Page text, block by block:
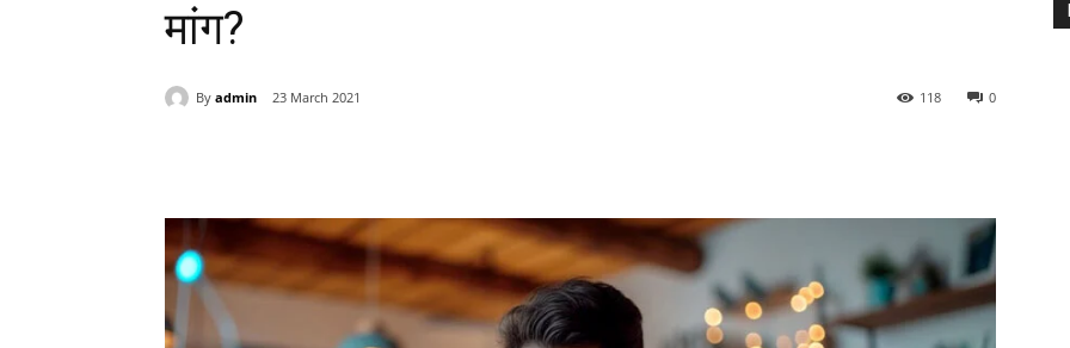
मांग?
By admin 23 March 2021 0
118